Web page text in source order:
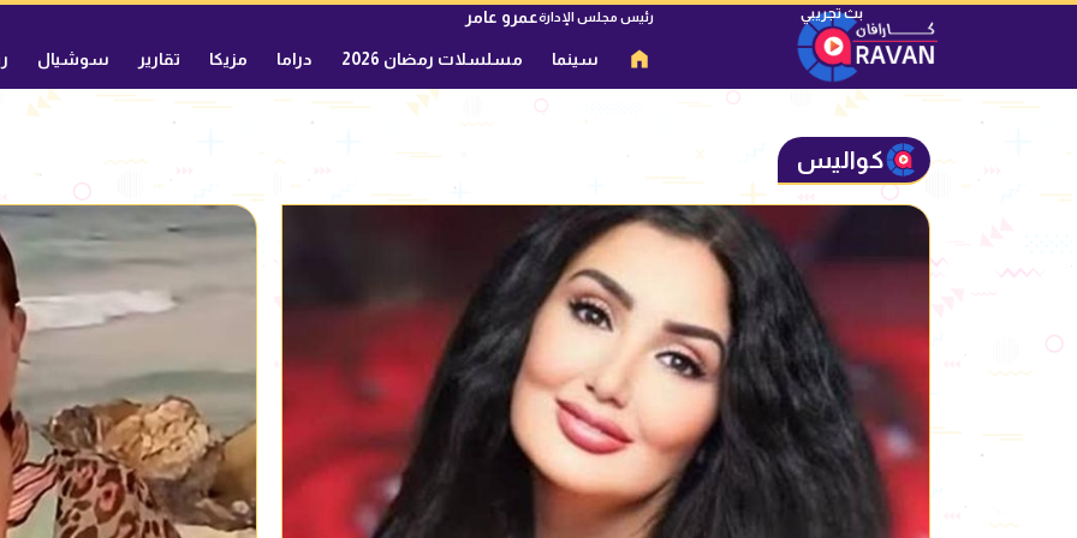
رئيس مجلس الإدارةعمرو عامر
سينما مسلسلات رمضان 2026 دراما مزيكا تقارير سوشيال
كواليس